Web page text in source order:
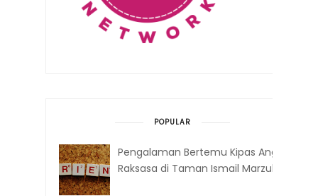
POPULAR
Pengalaman Bertemu Kipas Angin
Raksasa di Taman Ismail Marzuki